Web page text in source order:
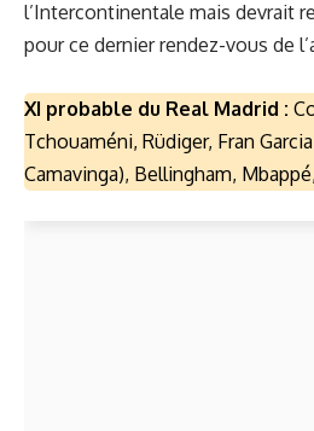
l’Intercontinentale mais devrait
pour ce dernier rendez-vous de
XI probable du Real Madrid :
Tchouaméni, Rüdiger, Fran
Camavinga), Bellingham,